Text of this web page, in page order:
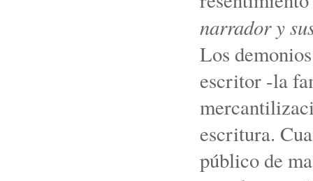
narrador y
Los
escritor -la
escritura.
público de